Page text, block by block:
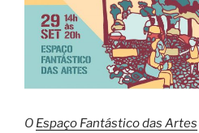
O Espaço Fantástico das Artes